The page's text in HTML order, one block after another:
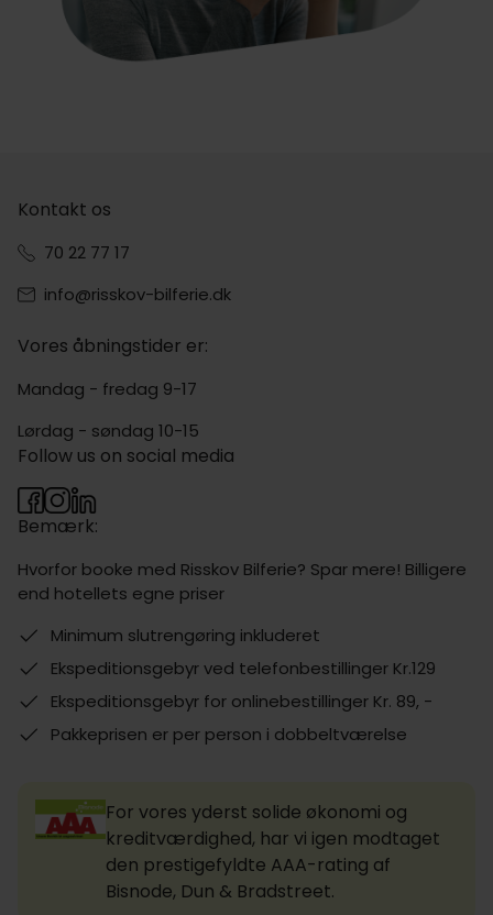
Kontakt os
70 22 77 17
info@risskov-bilferie.dk
Vores åbningstider er:
Mandag - fredag 9-17
Lørdag - søndag 10-15
Bemærk:
Hvorfor booke med Risskov Bilferie? Spar mere! Billigere
end hotellets egne priser
Minimum slutrengøring inkluderet
Ekspeditionsgebyr ved telefonbestillinger Kr.129
Ekspeditionsgebyr for onlinebestillinger Kr. 89, -
Pakkeprisen er per person i dobbeltværelse
Follow us on social media
For vores yderst solide økonomi og
kreditværdighed, har vi igen modtaget
den prestigefyldte AAA-rating af
Bisnode, Dun & Bradstreet.